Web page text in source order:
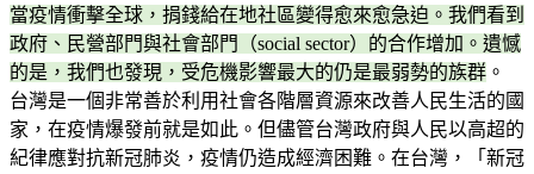
當疫情衝擊全球，捐錢給在地社區變得愈來愈急迫。我們看到
政府、民營部門與社會部門（social sector）的合作增加。遺憾
的是，我們也發現，受危機影響最大的仍是最弱勢的族群 。
台灣是一個非常善於利用社會各階層資源來改善人民生活的國
家，在疫情爆發前就是如此。但儘管台灣政府與人民以高超的
紀律應對抗新冠肺炎，疫情仍造成經濟困難。在台灣，「新冠